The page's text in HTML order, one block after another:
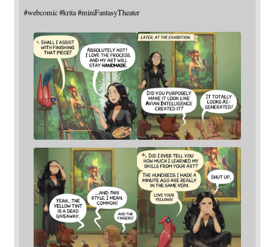
#webcomic #krita #miniFantasyTheater